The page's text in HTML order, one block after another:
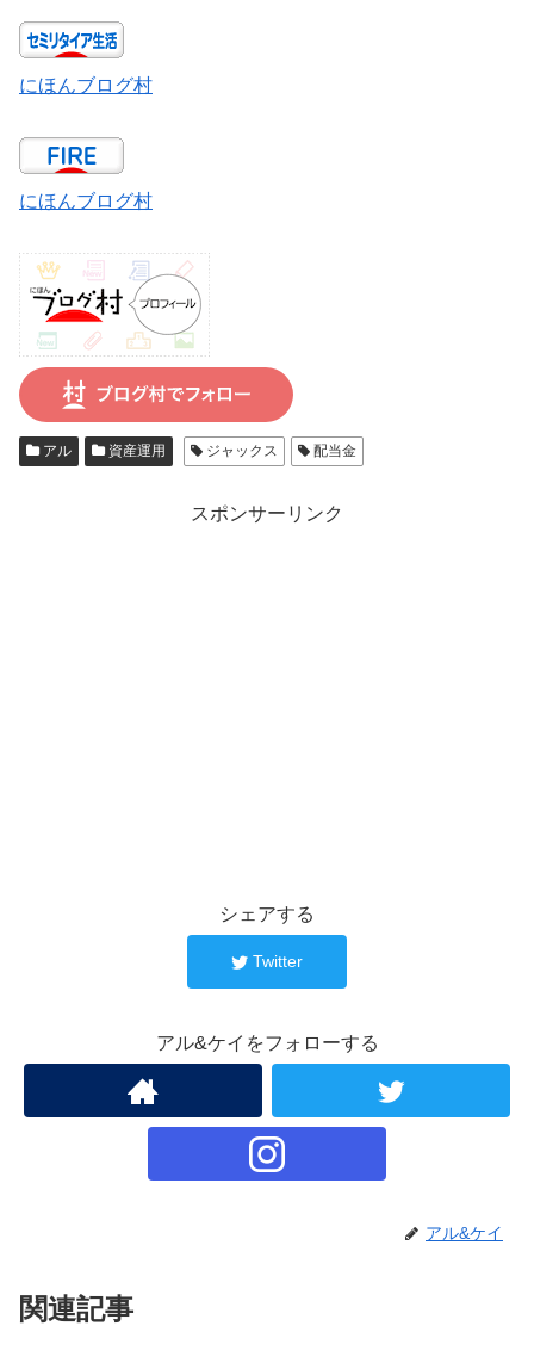
にほんブログ村
にほんブログ村
アル 資産運用 ジャックス 配当金
スポンサーリンク
シェアする
Twitter
アル&ケイをフォローする
アル&ケイ
関連記事